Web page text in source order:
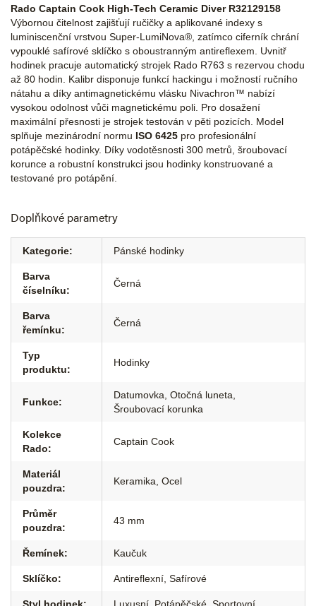
Rado Captain Cook High-Tech Ceramic Diver R32129158
Výbornou čitelnost zajišťují ručičky a aplikované indexy s
luminiscenční vrstvou Super-LumiNova®, zatímco ciferník chrání
vypouklé safírové sklíčko s oboustranným antireflexem. Uvnitř
hodinek pracuje automatický strojek Rado R763 s rezervou chodu
až 80 hodin. Kalibr disponuje funkcí hackingu i možností ručního
nátahu a díky antimagnetickému vlásku Nivachron™ nabízí
vysokou odolnost vůči magnetickému poli. Pro dosažení
maximální přesnosti je strojek testován v pěti pozicích. Model
splňuje mezinárodní normu ISO 6425 pro profesionální
potápěčské hodinky. Díky vodotěsnosti 300 metrů, šroubovací
korunce a robustní konstrukci jsou hodinky konstruované a
testované pro potápění.
Doplňkové parametry
Kategorie: Pánské hodinky
Barva
číselníku:
Černá
Barva
řemínku:
Černá
Typ
produktu:
Hodinky
Funkce:
Datumovka Otočná luneta
Šroubovací korunka
Kolekce
Rado:
Captain Cook
Materiál
pouzdra:
Keramika Ocel
Průměr
pouzdra:
43 mm
Řemínek: Kaučuk
Sklíčko: Antireflexní Safírové